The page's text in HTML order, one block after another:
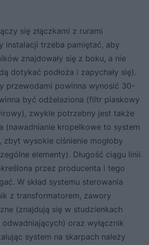
się złączkami z rurami
instalacji trzeba pamiętać, aby
znajdowały się z boku, a nie
dotykać podłoża i zapychały się).
przewodami powinna wynosić 30-
być odżelaziona (filtr piaskowy
zwykle potrzebny jest także
(nawadnianie kropelkowe to system
zbyt wysokie ciśnienie mogłoby
elementy). Długość ciągu linii
przez producenta i tego
W skład systemu sterowania
z transformatorem, zawory
(znajdują się w studzienkach
oraz wyłącznik
system na skarpach należy